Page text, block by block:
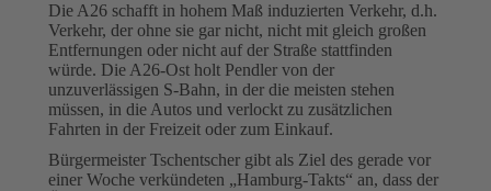
Die A26 schafft in hohem Maß induzierten Verkehr, d.h.
Verkehr, der ohne sie gar nicht, nicht mit gleich großen
Entfernungen oder nicht auf der Straße stattfinden
würde. Die A26-Ost holt Pendler von der
unzuverlässigen S-Bahn, in der die meisten stehen
müssen, in die Autos und verlockt zu zusätzlichen
Fahrten in der Freizeit oder zum Einkauf.
Bürgermeister Tschentscher gibt als Ziel des gerade vor
einer Woche verkündeten „Hamburg-Takts“ an, dass der